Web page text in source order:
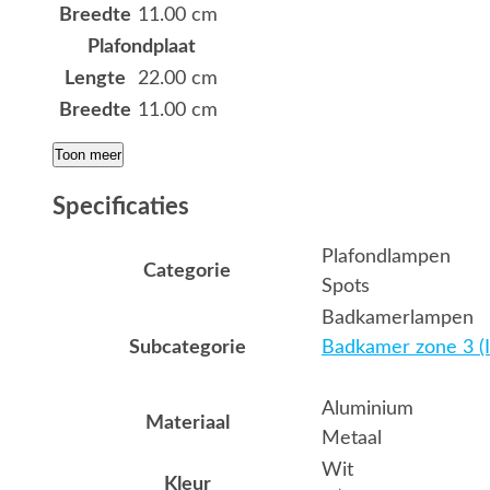
Breedte 11.00 cm
Plafondplaat
Lengte
22.00 cm
Breedte 11.00 cm
Toon meer
Specificaties
Categorie
Plafondlampen
Spots
Subcategorie
Badkamerlampen
Badkamer zone 3
Materiaal
Aluminium
Metaal
Kleur
Wit